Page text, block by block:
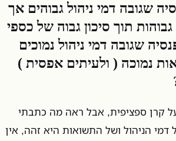
שגובה דמי ניהול גבוהים אך
תוך סיכון גבוה של כספי
שגובה דמי ניהול נמוכים
נמוכה ( ולעיתים אפסית )
קרן ספציפית, אבל ראה מה כתבתי
הניהול ושל התשואות היא זהה, אין